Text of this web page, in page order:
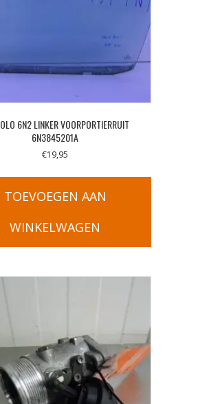
6N2 LINKER VOORPORTIERRUIT
6N3845201A
€19,95
TOEVOEGEN AAN
WINKELWAGEN